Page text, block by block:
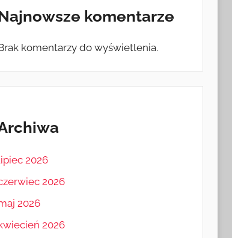
komentarze
komentarzy do wyświetlenia.
2026
2026
2026
2026